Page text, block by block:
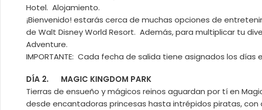
Hotel. Alojamiento.
¡Bienvenido! estarás cerca de muchas opciones de
de Walt Disney World Resort. Además, para multiplicar tu
Adventure.
IMPORTANTE: Cada fecha de salida tiene asignados los
DÍA 2. MAGIC KINGDOM PARK
Tierras de ensueño y mágicos reinos aguardan por tí en
desde encantadoras princesas hasta intrépidos piratas,